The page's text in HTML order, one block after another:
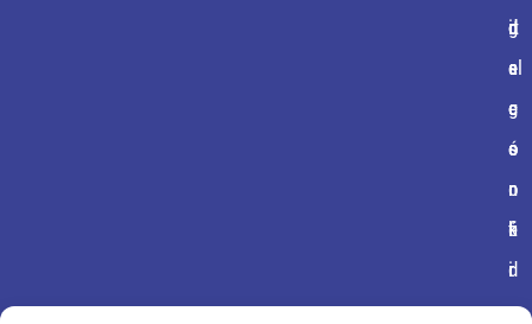
g
al
e
s
n
s
g
é
n
é
r
a
d
e
c
o
n
fi
d
e
d
e
c
o
o
k
i
e
it
e